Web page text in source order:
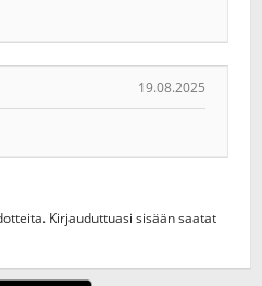
19.08.2025
Kirjauduttuasi sisään saatat